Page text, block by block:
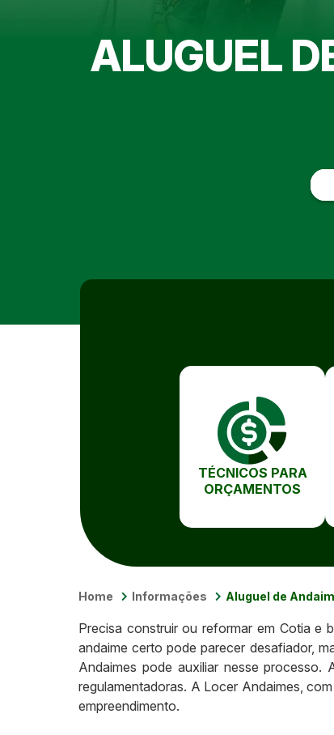
ALUGUEL
TÉCNICOS PARA
ORÇAMENTOS
Home Informações Aluguel de
Precisa construir ou reformar em Cotia e
andaime certo pode parecer desafiador,
Andaimes pode auxiliar nesse
regulamentadoras. A Locer Andaimes,
empreendimento.